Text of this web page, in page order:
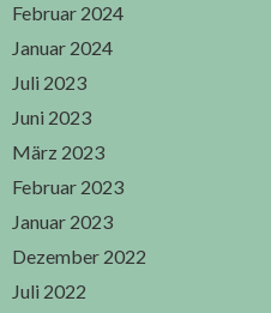
Februar 2024
Januar 2024
Juli 2023
Juni 2023
März 2023
Februar 2023
Januar 2023
Dezember 2022
Juli 2022